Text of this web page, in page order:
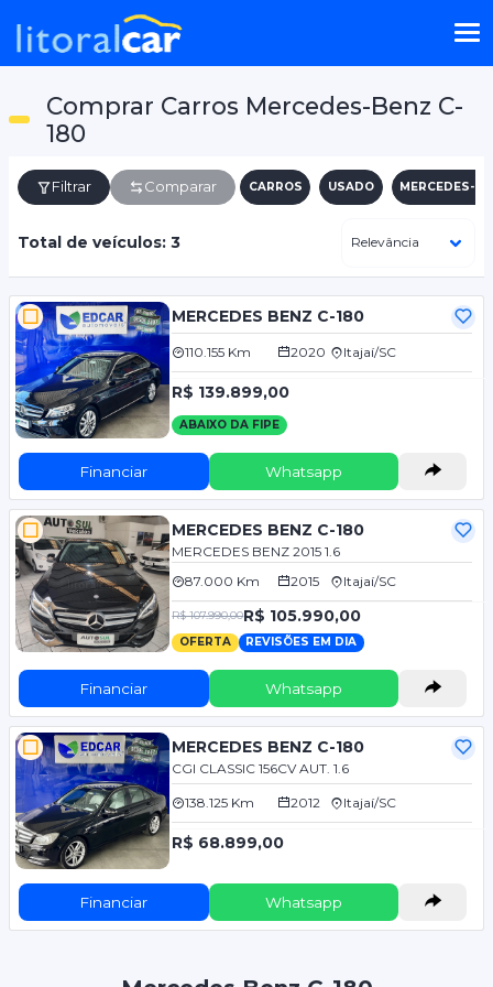
Comprar Carros Mercedes-Benz C-
180
Filtrar Comparar CARROS USADO MERCEDES-
Total de veículos: 3
MERCEDES BENZ C-180
110.155 Km 2020 Itajaí/SC
R$ 139.899,00
ABAIXO DA FIPE
Financiar Whatsapp
MERCEDES BENZ C-180
MERCEDES BENZ 2015 1.6
87.000 Km
2015 Itajaí/SC
R$ 107.990,00R$ 105.990,00
OFERTA REVISÕES EM DIA
Financiar Whatsapp
MERCEDES BENZ C-180
CGI CLASSIC 156CV AUT. 1.6
138.125 Km 2012 Itajaí/SC
R$ 68.899,00
Financiar Whatsapp